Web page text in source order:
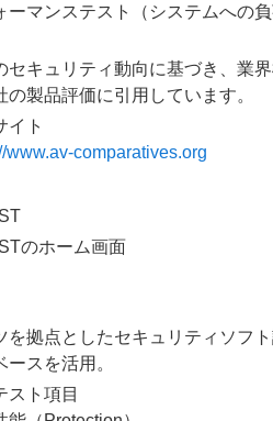
ーマンステスト（システムへの負
セキュリティ動向に基づき、業
の製品評価に引用しています。
イト
www.av-comparatives.org
を拠点としたセキュリティソフ
ースを活用。
スト項目